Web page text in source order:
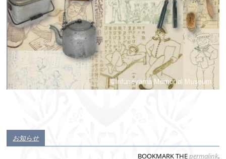
お知らせ
BOOKMARK THEpermalink.